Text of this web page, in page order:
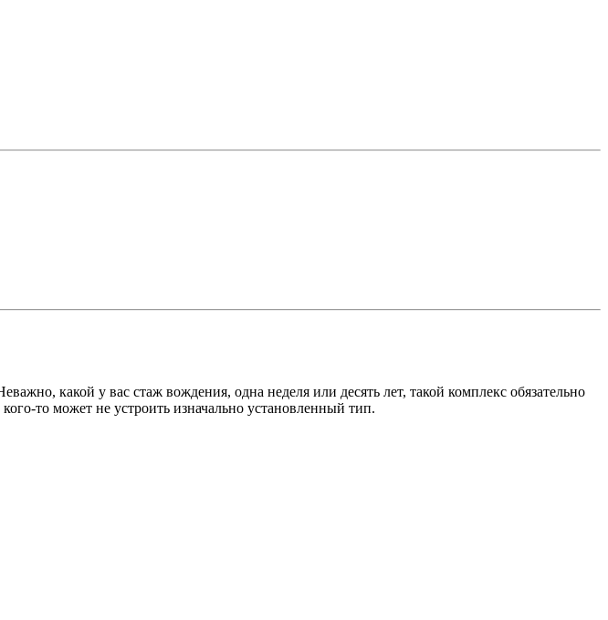
какой у вас стаж вождения, одна неделя или десять лет, такой комплекс обязательно
то может не устроить изначально установленный тип.